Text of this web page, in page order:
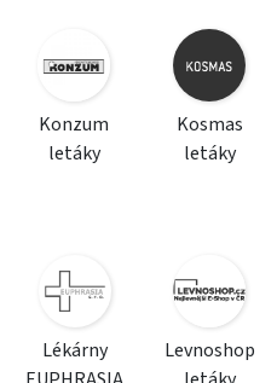
Konzum
letáky
Kosmas
letáky
Lékárny
Levnoshop